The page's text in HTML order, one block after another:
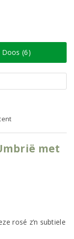
Doos (6)
met
rosé z’n subtiele